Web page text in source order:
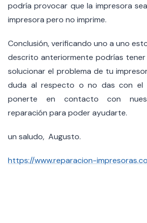
podría provocar que la impresora
impresora pero no imprime.
Conclusión, verificando uno a uno
descrito anteriormente podrías
solucionar el problema de tu
duda al respecto o no das con el
ponerte en contacto con
reparación para poder ayudarte.
un saludo, Augusto.
https://www.reparacion-